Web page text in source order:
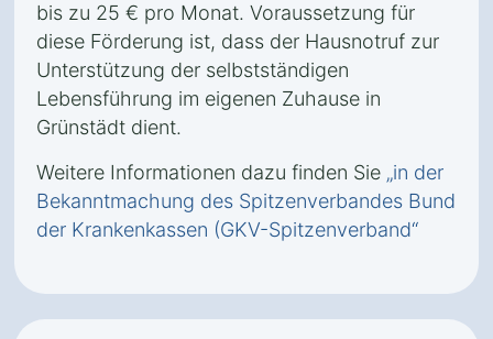
bis zu 25 € pro Monat. Voraussetzung für
diese Förderung ist, dass der Hausnotruf zur
Unterstützung der selbstständigen
Lebensführung im eigenen Zuhause in
Grünstädt dient.
Weitere Informationen dazu finden Sie „in der
Bekanntmachung des Spitzenverbandes Bund
der Krankenkassen (GKV-Spitzenverband“